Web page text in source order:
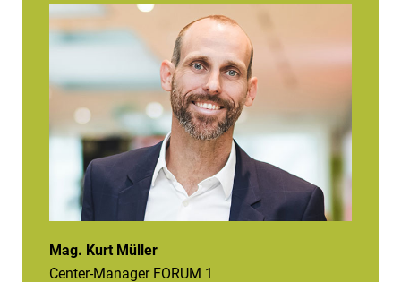
Mag. Kurt Müller
Center-Manager FORUM 1